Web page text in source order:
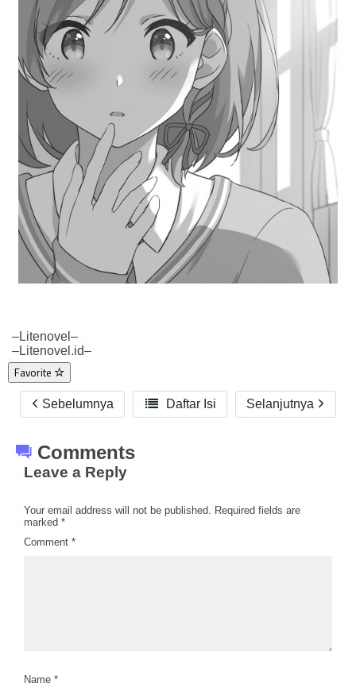
–Litenovel–
–Litenovel.id–
Favorite
Sebelumnya  Daftar Isi Selanjutnya
Comments
Leave a Reply
Your email address will not be published. Required fields are
marked *
Comment *
Name *